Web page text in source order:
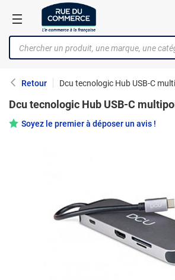
Retour Dcu tecnologic Hub USB-C
Dcu tecnologic Hub USB-C
Soyez le premier à déposer un avis !